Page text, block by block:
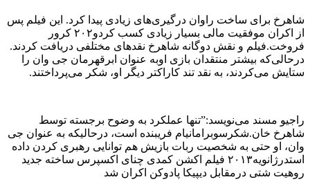
شاهرخ برای ساخت راوان درگیری‌های زیادی پیدا کرد. این فیلم پس
از اکران موفقیت مالی بسیار زیادی کسب کردو۲۰۲ کرور
فروخت.فیلم و نقش دوگانه شاهرخ نقدهای مختلفی دریافت کردند.
درحالی‌که بیشتر منتقدان بازی اوبه عنوان ابرقهرمان جی وان را
ستایش می‌کردند، به نقد تند کاراکتر دیگر او، شکر می‌پرداختند.
راجیو مسند می‌نویسد:”تنها عملکرد به وضوح برجسته توسط
شاهرخ خان.شکرسوبرامانیام فریبنده است، درحالیکه به عنوان جی
وان، او حتی به شخصیت ربات بازیش هم توانایی رهبری کردن داده
استدرژانویه۲۰۱۳ فیلم اکشن کمدی چنای اکسپرس ساخته جدید
روهیت شتی درمقابل دیپیکا پادوکن اکران شد